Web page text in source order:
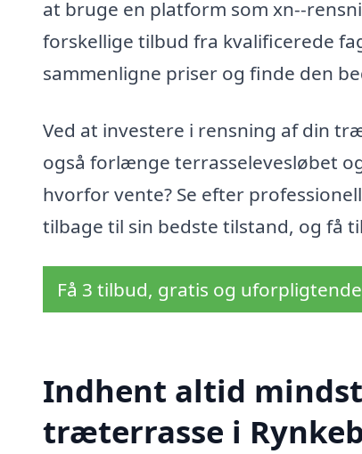
at bruge en platform som xn--
forskellige tilbud fra kvalificerede
sammenligne priser og finde den
Ved at investere i rensning af din
også forlænge terrasselevesløbet
hvorfor vente? Se efter
tilbage til sin bedste tilstand, og få
Få 3 tilbud, gratis og uforpligtende
Indhent altid
træterrasse i